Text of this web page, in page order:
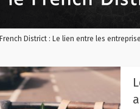
French District : Le lien entre les